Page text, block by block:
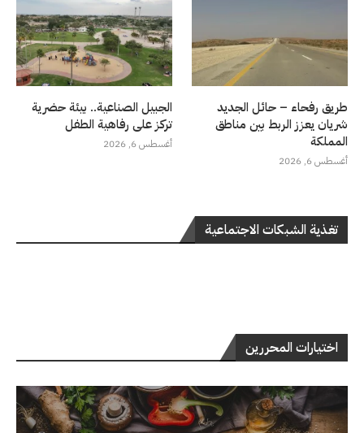
طريق رفحاء – حائل الجديد
شريان يعزز الربط بين مناطق
المملكة
أغسطس 6, 2026
الجبيل الصناعية.. بيئة حضرية
تركز على رفاهية الطفل
أغسطس 6, 2026
تغذية الشبكات الاجتماعية
اختيارات المحررين